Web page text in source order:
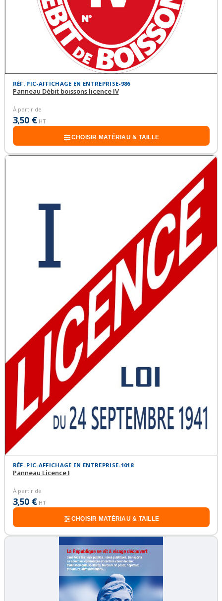
RÉF. PIC-AFFICHAGE EN ENTREPRISE-986
Panneau Débit boissons licence IV
À partir de
3,50 € HT
CHOISIR MATÉRIAU & TAILLE
RÉF. PIC-AFFICHAGE EN ENTREPRISE-1018
Panneau Licence I
À partir de
3,50 € HT
CHOISIR MATÉRIAU & TAILLE